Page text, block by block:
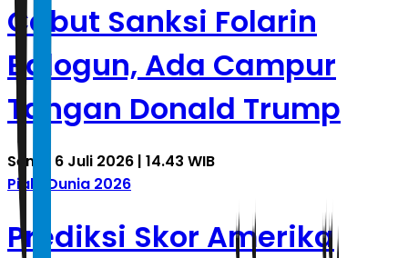
Cabut Sanksi Folarin
Balogun, Ada Campur
Tangan Donald Trump
Senin, 6 Juli 2026 | 14.43 WIB
Piala Dunia 2026
Prediksi Skor Amerika